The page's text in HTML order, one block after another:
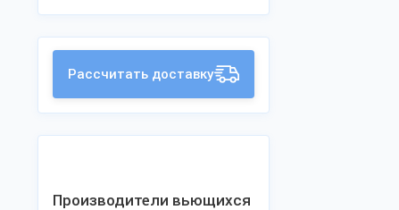
Рассчитать доставку
Производители вьющихся